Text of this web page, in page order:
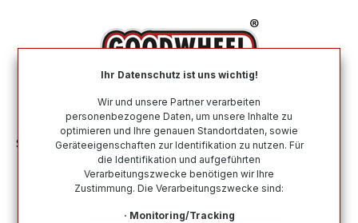
Sommerreifen Nach Größe 265 45 R21
Sommerreifen in der Größe 265 45
Ihr Datenschutz ist uns wichtig!
Wir und unsere Partner verarbeiten
personenbezogene Daten, um unsere Inhalte zu
optimieren und Ihre genauen Standortdaten, sowie
Geräteeigenschaften zur Identifikation zu nutzen. Für
die Identifikation und aufgeführten
Verarbeitungszwecke benötigen wir Ihre
Zustimmung. Die Verarbeitungszwecke sind:
· Monitoring/Tracking